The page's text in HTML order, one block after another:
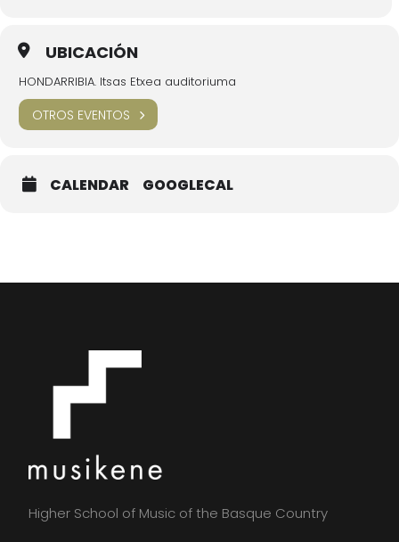
UBICACIÓN
HONDARRIBIA. Itsas Etxea auditoriuma
OTROS EVENTOS
CALENDAR GOOGLECAL
Higher School of Music of the Basque Country